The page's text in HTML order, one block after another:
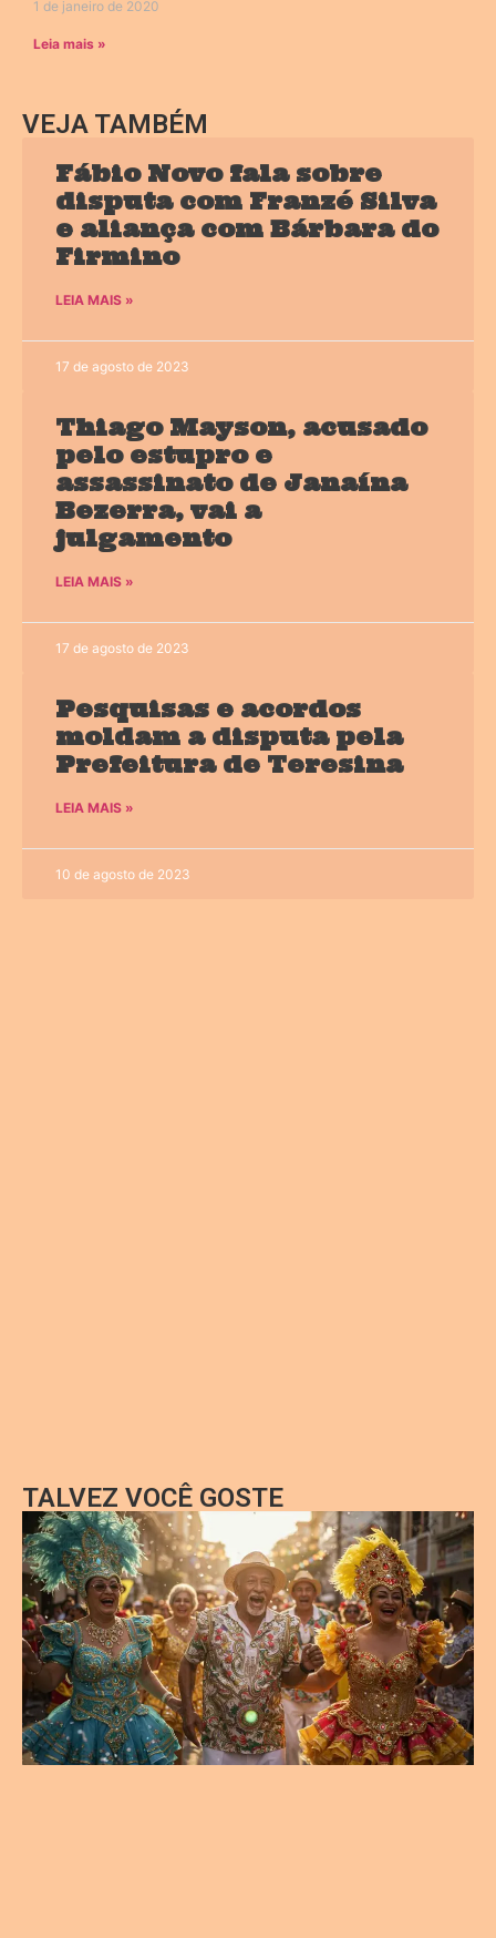
1 de janeiro de 2020
Leia mais »
VEJA TAMBÉM
Fábio Novo fala sobre
disputa com Franzé Silva
e aliança com Bárbara do
Firmino
LEIA MAIS »
17 de agosto de 2023
Thiago Mayson, acusado
pelo estupro e
assassinato de Janaína
Bezerra, vai a
julgamento
LEIA MAIS »
17 de agosto de 2023
Pesquisas e acordos
moldam a disputa pela
Prefeitura de Teresina
LEIA MAIS »
10 de agosto de 2023
TALVEZ VOCÊ GOSTE